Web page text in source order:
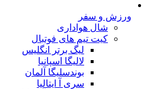
ورزش و سفر
شال هواداری
کیت تیم های فوتبال
لیگ برتر انگلیس
لالیگا اسپانیا
بوندسلیگا آلمان
سری آ ایتالیا